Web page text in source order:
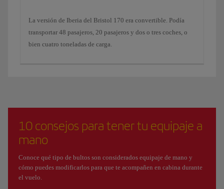
La versión de Iberia del Bristol 170 era convertible. Podía
transportar 48 pasajeros, 20 pasajeros y dos o tres coches, o
bien cuatro toneladas de carga.
10 consejos para tener tu equipaje a
mano
Conoce qué tipo de bultos son considerados equipaje de mano y
cómo puedes modificarlos para que te acompañen en cabina durante
el vuelo.